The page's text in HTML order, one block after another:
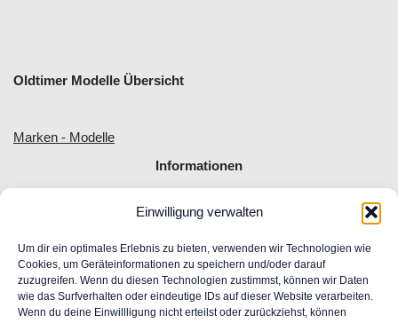
Einwilligung verwalten
Um dir ein optimales Erlebnis zu bieten, verwenden wir Technologien wie
Cookies, um Geräteinformationen zu speichern und/oder darauf
zuzugreifen. Wenn du diesen Technologien zustimmst, können wir Daten
wie das Surfverhalten oder eindeutige IDs auf dieser Website verarbeiten.
Wenn du deine Einwillligung nicht erteilst oder zurückziehst, können
Oldtimer Modelle Übersicht
Marken - Modelle
Informationen
Allgemeine Geschäftsbedingungen
Impressum
Widerrufsrecht
Datenschutz
FAQ